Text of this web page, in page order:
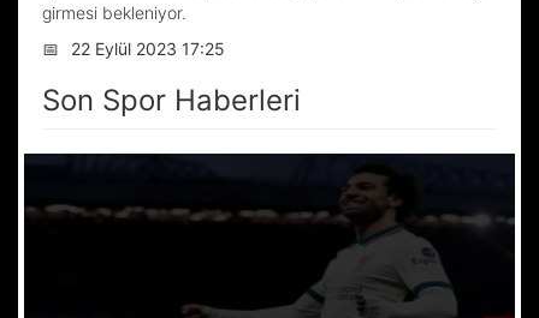
girmesi bekleniyor.
📅
22 Eylül 2023 17:25
Son Spor Haberleri